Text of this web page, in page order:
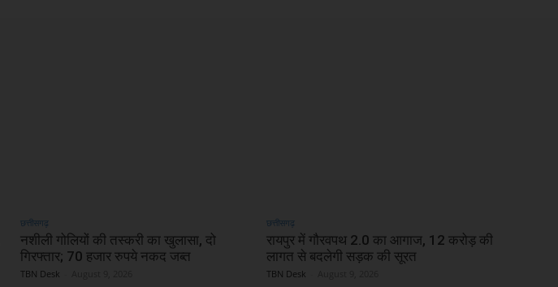
छत्तीसगढ़
नशीली गोलियों की तस्करी का खुलासा, दो
गिरफ्तार; 70 हजार रुपये नकद जब्त
TBN Desk
छत्तीसगढ़
रायपुर में गौरवपथ 2.0 का आगाज, 12 करोड़ की
लागत से बदलेगी सड़क की सूरत
TBN Desk